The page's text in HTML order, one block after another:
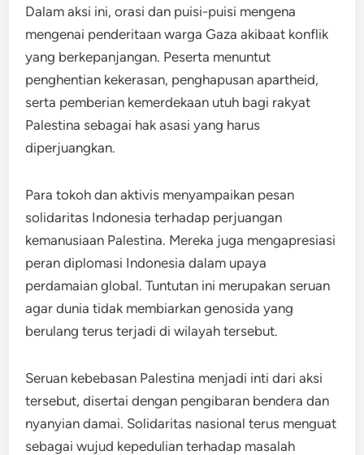
Dalam aksi ini, orasi dan puisi-puisi mengena
mengenai penderitaan warga Gaza akibaat konflik
yang berkepanjangan. Peserta menuntut
penghentian kekerasan, penghapusan apartheid,
serta pemberian kemerdekaan utuh bagi rakyat
Palestina sebagai hak asasi yang harus
diperjuangkan.
Para tokoh dan aktivis menyampaikan pesan
solidaritas Indonesia terhadap perjuangan
kemanusiaan Palestina. Mereka juga mengapresiasi
peran diplomasi Indonesia dalam upaya
perdamaian global. Tuntutan ini merupakan seruan
agar dunia tidak membiarkan genosida yang
berulang terus terjadi di wilayah tersebut.
Seruan kebebasan Palestina menjadi inti dari aksi
tersebut, disertai dengan pengibaran bendera dan
nyanyian damai. Solidaritas nasional terus menguat
sebagai wujud kepedulian terhadap masalah